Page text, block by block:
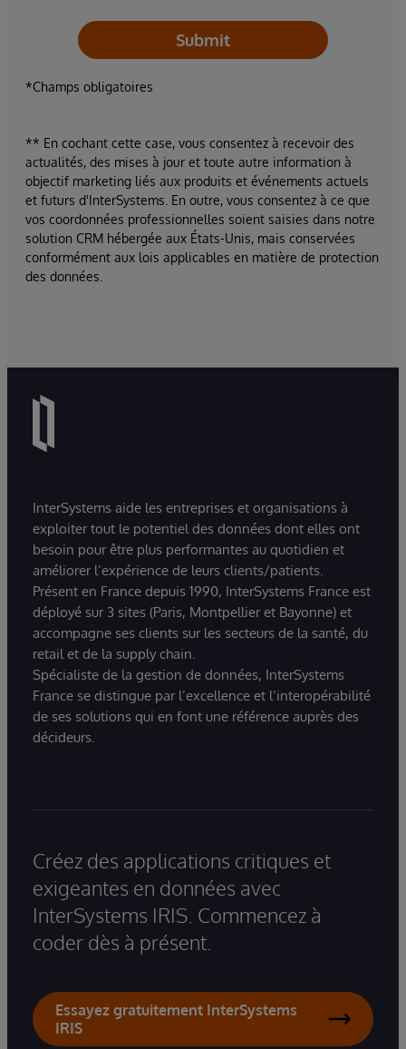
Submit
*Champs obligatoires
** En cochant cette case, vous consentez à recevoir des
actualités, des mises à jour et toute autre information à
objectif marketing liés aux produits et événements actuels
et futurs d'InterSystems. En outre, vous consentez à ce que
vos coordonnées professionnelles soient saisies dans notre
solution CRM hébergée aux États-Unis, mais conservées
conformément aux lois applicables en matière de protection
des données.
InterSystems aide les entreprises et organisations à
exploiter tout le potentiel des données dont elles ont
besoin pour être plus performantes au quotidien et
améliorer l’expérience de leurs clients/patients.
Présent en France depuis 1990, InterSystems France est
déployé sur 3 sites (Paris, Montpellier et Bayonne) et
accompagne ses clients sur les secteurs de la santé, du
retail et de la supply chain.
Spécialiste de la gestion de données, InterSystems
France se distingue par l’excellence et l’interopérabilité
de ses solutions qui en font une référence auprès des
décideurs.
Créez des applications critiques et
exigeantes en données avec
InterSystems IRIS. Commencez à
coder dès à présent.
Essayez gratuitement InterSystems
IRIS